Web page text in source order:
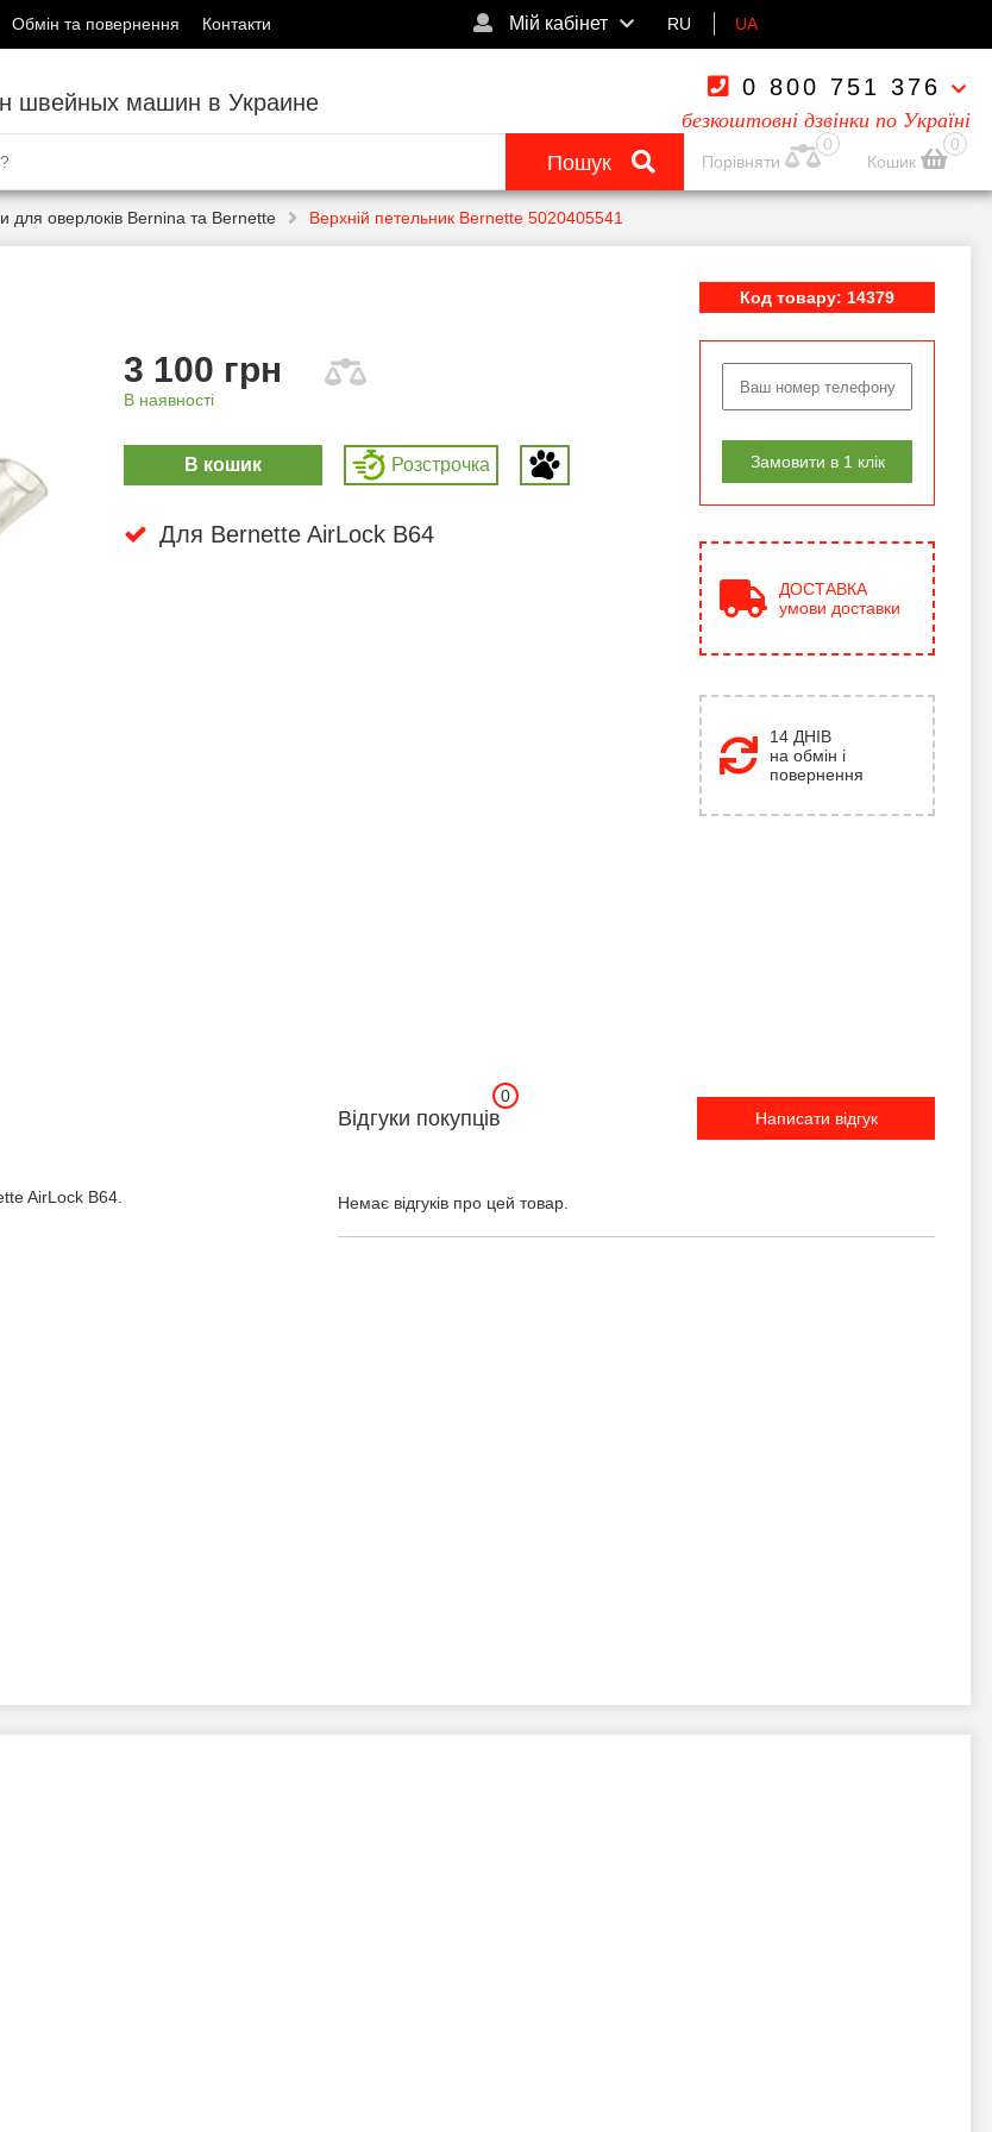
Обмін та повернення Контакти Мій кабінет RU UA
швейных машин в Украине
0 800 751 376
безкоштовні дзвінки по Україні
Пошук
0
Порівняти
0
Кошик
для оверлоків Bernina та Bernette Верхній петельник Bernette 5020405541
3 100 грн
В наявності
В кошик Розcтрочка
Для Bernette AirLock B64
Код товару: 14379
Замовити в 1 клік
ДОСТАВКА
умови доставки
14 ДНІВ
на обмін і
повернення
AirLock B64.
Відгуки покупців
0
Написати відгук
Немає відгуків про цей товар.